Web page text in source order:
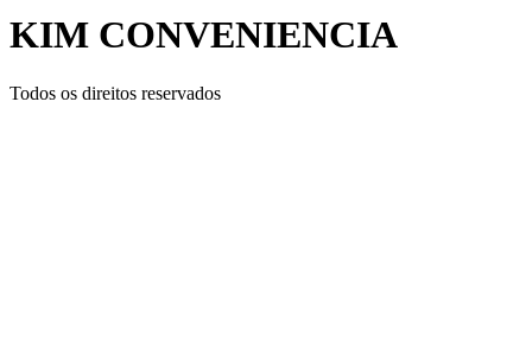
KIM CONVENIENCIA
Todos os direitos reservados